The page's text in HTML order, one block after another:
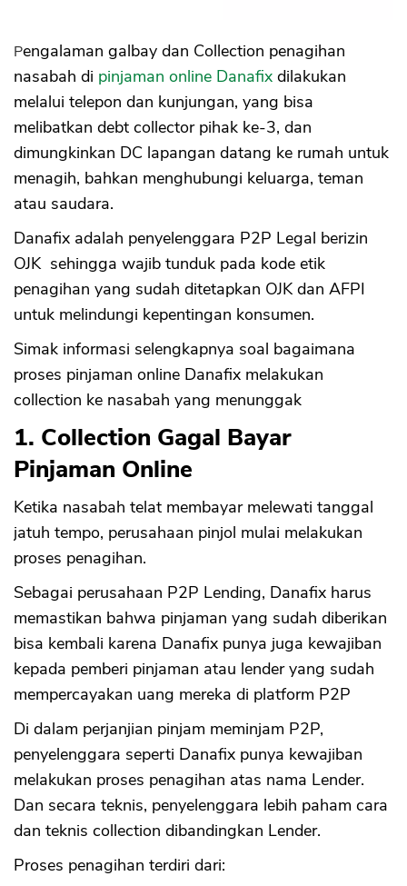
Pengalaman galbay dan Collection penagihan
nasabah di pinjaman online Danafix dilakukan
melalui telepon dan kunjungan, yang bisa
melibatkan debt collector pihak ke-3, dan
dimungkinkan DC lapangan datang ke rumah untuk
menagih, bahkan menghubungi keluarga, teman
atau saudara.
Danafix adalah penyelenggara P2P Legal berizin
OJK sehingga wajib tunduk pada kode etik
penagihan yang sudah ditetapkan OJK dan AFPI
untuk melindungi kepentingan konsumen.
Simak informasi selengkapnya soal bagaimana
proses pinjaman online Danafix melakukan
collection ke nasabah yang menunggak
1. Collection Gagal Bayar
Pinjaman Online
Ketika nasabah telat membayar melewati tanggal
jatuh tempo, perusahaan pinjol mulai melakukan
proses penagihan.
Sebagai perusahaan P2P Lending, Danafix harus
memastikan bahwa pinjaman yang sudah diberikan
bisa kembali karena Danafix punya juga kewajiban
kepada pemberi pinjaman atau lender yang sudah
mempercayakan uang mereka di platform P2P
Di dalam perjanjian pinjam meminjam P2P,
penyelenggara seperti Danafix punya kewajiban
melakukan proses penagihan atas nama Lender.
Dan secara teknis, penyelenggara lebih paham cara
dan teknis collection dibandingkan Lender.
Proses penagihan terdiri dari: